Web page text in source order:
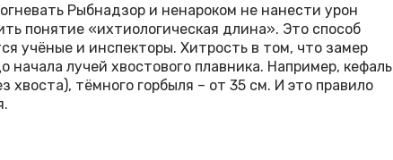
Рыбнадзор и ненароком не нанести урон
понятие «ихтиологическая длина». Это способ
учёные и инспекторы. Хитрость в том, что замер
начала лучей хвостового плавника. Например, кефаль
хвоста), тёмного горбыля – от 35 см. И это правило